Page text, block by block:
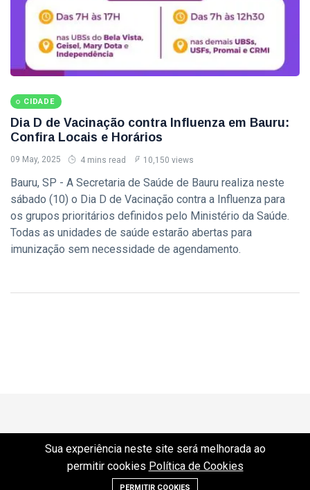
CIDADE
Dia D de Vacinação contra Influenza em Bauru:
Confira Locais e Horários
09 May, 2025 4 mins read 10,150 views
Bauru, SP - A Secretaria de Saúde de Bauru realiza neste
sábado (10) o Dia D de Vacinação contra a Influenza para
os grupos prioritários definidos pelo Ministério da Saúde.
Todas as unidades de saúde estarão abertas para
imunização sem necessidade de agendamento.
Sua experiência neste site será melhorada ao
permitir cookies Política de Cookies
PERMITIR COOKIES